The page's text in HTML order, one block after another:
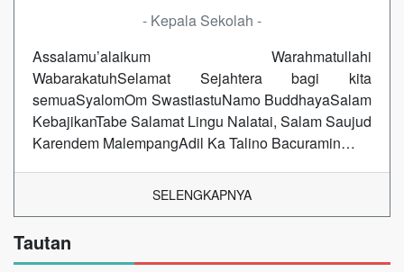
- Kepala Sekolah -
Assalamu’alaikum Warahmatullahi
WabarakatuhSelamat Sejahtera bagi kita
semuaSyalomOm SwastiastuNamo BuddhayaSalam
KebajikanTabe Salamat Lingu Nalatai, Salam Saujud
Karendem MalempangAdil Ka Talino Bacuramin…
SELENGKAPNYA
Tautan